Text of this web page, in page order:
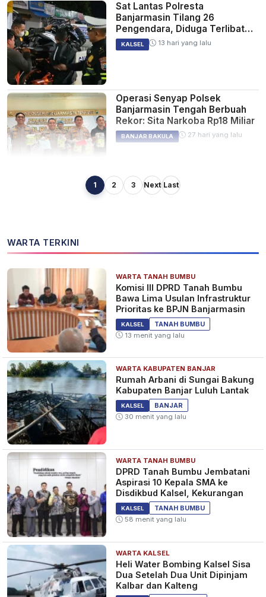
Sat Lantas Polresta
Banjarmasin Tilang 26
Pengendara, Diduga Terlibat
Balap Liar
KALSEL 13 hari yang lalu
Operasi Senyap Polsek
Banjarmasin Tengah Berbuah
Rekor: Sita Narkoba Rp18 Miliar
BANJAR BAKULA 27 hari yang lalu
4 Bulan Pelarian, Pelaku
Sambut HUT Ke-80
Bhayangkara, Polresta
Banjarmasin Gelar Pemeriksaan
Mata dan Bagikan 1.000
Kacamata Gratis
KALSEL 1 bulan yang lalu
Meriahkan Hari Bhayangkara
ke-80, Polresta Banjarmasin
Gelar Lomba Domino
KALSEL 1 bulan yang lalu
SPBU Pramuka Banjarmasin
Selewengkan Pertalite, Diduga
Berjalan 2 Tahun, 5 Orang
Ditangkap
KALSEL 1 bulan yang lalu
HUT ke 80 Bhayangkara,
Kelurahan Telawang
Banjarmasin Resmi Jadi
Kampung Bebas dari Narkoba
1 2 3 Next Last
WARTA TERKINI
WARTA TANAH BUMBU
Komisi III DPRD Tanah Bumbu
Bawa Lima Usulan Infrastruktur
Prioritas ke BPJN Banjarmasin
KALSEL
TANAH BUMBU
13 menit yang lalu
WARTA KABUPATEN BANJAR
Rumah Arbani di Sungai Bakung
Kabupaten Banjar Luluh Lantak
KALSEL
BANJAR
30 menit yang lalu
WARTA TANAH BUMBU
DPRD Tanah Bumbu Jembatani
Aspirasi 10 Kepala SMA ke
Disdikbud Kalsel, Kekurangan
KALSEL
TANAH BUMBU
58 menit yang lalu
WARTA KALSEL
Heli Water Bombing Kalsel Sisa
Dua Setelah Dua Unit Dipinjam
Kalbar dan Kalteng